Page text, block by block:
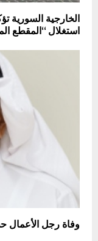
الخارجية السورية
استغلال “المقطع
وفاة رجل